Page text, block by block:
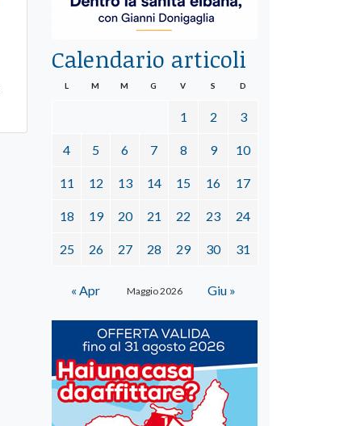
Calendario articoli
Maggio 2026
L M M G V S D
1 2 3
4 5 6 7 8 9 10
11 12 13 14 15 16 17
18 19 20 21 22 23 24
25 26 27 28 29 30 31
« Apr Giu »